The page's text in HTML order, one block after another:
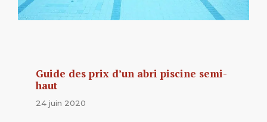
Guide des prix d’un abri piscine semi-
haut
24 juin 2020